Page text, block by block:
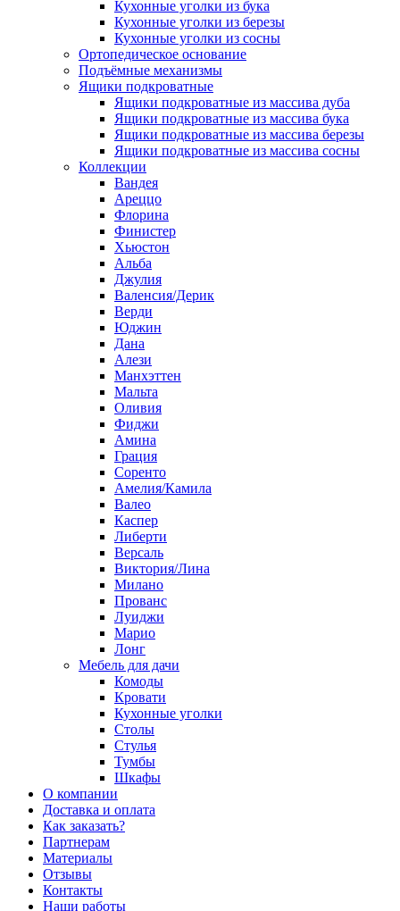
Кухонные уголки из бука
Кухонные уголки из березы
Кухонные уголки из сосны
Ортопедическое основание
Подъёмные механизмы
Ящики подкроватные
Ящики подкроватные из массива дуба
Ящики подкроватные из массива бука
Ящики подкроватные из массива березы
Ящики подкроватные из массива сосны
Коллекции
Вандея
Ареццо
Флорина
Финистер
Хьюстон
Альба
Джулия
Валенсия/Дерик
Верди
Юджин
Дана
Алези
Манхэттен
Мальта
Оливия
Фиджи
Амина
Грация
Соренто
Амелия/Камила
Валео
Каспер
Либерти
Версаль
Виктория/Лина
Милано
Прованс
Луиджи
Марио
Лонг
Мебель для дачи
Комоды
Кровати
Кухонные уголки
Столы
Стулья
Тумбы
Шкафы
О компании
Доставка и оплата
Как заказать?
Партнерам
Материалы
Отзывы
Контакты
Наши работы